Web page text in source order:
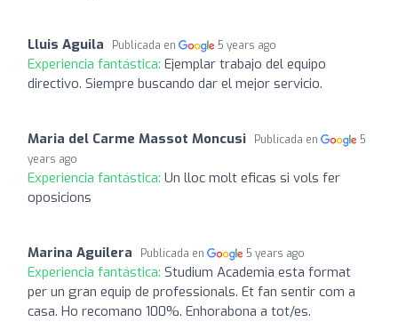
Lluis Aguila Publicada en 5 years ago
Experiencia fantástica: Ejemplar trabajo del equipo
directivo. Siempre buscando dar el mejor servicio.
Maria del Carme Massot Moncusi Publicada en
5
years ago
Experiencia fantástica: Un lloc molt eficas si vols fer
oposicions
Marina Aguilera Publicada en 5 years ago
Experiencia fantástica: Studium Academia esta format
per un gran equip de professionals. Et fan sentir com a
casa. Ho recomano 100%. Enhorabona a tot/es.